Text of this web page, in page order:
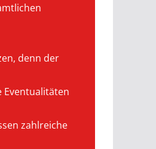
denn der
Eventualitäten
zahlreiche